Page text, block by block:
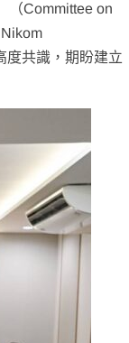
（Committee on
度共識，期盼建立